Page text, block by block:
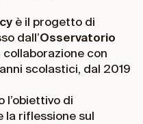
è il progetto di
dall’Osservatorio
collaborazione con
scolastici, dal 2019
l’obiettivo di
la riflessione sul